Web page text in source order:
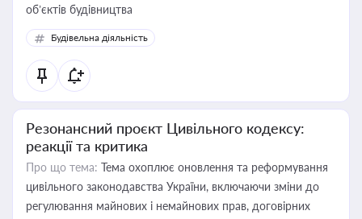
об’єктів будівництва
Будівельна діяльність
Резонансний проєкт Цивільного кодексу:
реакції та критика
Про що тема: Тема охоплює оновлення та реформування
цивільного законодавства України, включаючи зміни до
регулювання майнових і немайнових прав, договірних